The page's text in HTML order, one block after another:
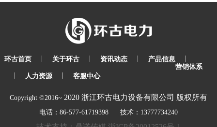
环古首页 关于环古 资讯动态 产品信息
营销体系
人力资源 客服中心
Copyright ©2016~ 2020 浙江环古电力设备有限公司 版权所有
电话：86-577-61719398 技术：13777734240